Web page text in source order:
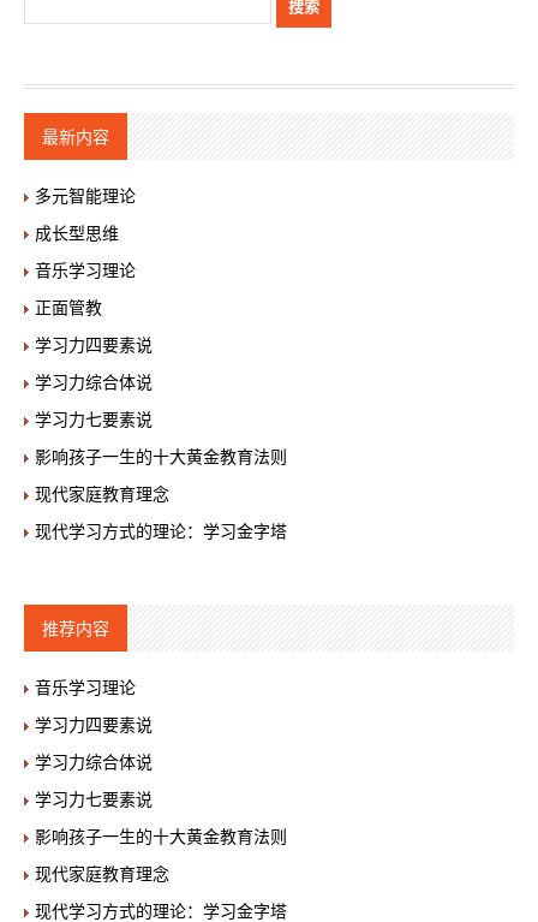
最新内容
多元智能理论
成长型思维
音乐学习理论
正面管教
学习力四要素说
学习力综合体说
学习力七要素说
影响孩子一生的十大黄金教育法则
现代家庭教育理念
现代学习方式的理论：学习金字塔
推荐内容
音乐学习理论
学习力四要素说
学习力综合体说
学习力七要素说
影响孩子一生的十大黄金教育法则
现代家庭教育理念
现代学习方式的理论：学习金字塔